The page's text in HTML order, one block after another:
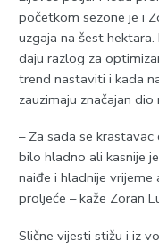
početkom sezone je i
uzgaja na šest
daju razlog za
trend nastaviti i kada
zauzimaju značajan
– Za sada se
bilo hladno ali kasnije
naiđe i hladnije
proljeće – kaže Zoran
Slične vijesti stižu i iz